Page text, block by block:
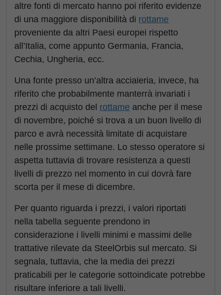
altre fonti di mercato hanno poi riferito evidenze
di una maggiore disponibilità di rottame
proveniente da altri Paesi europei rispetto
all’Italia, come appunto Germania, Francia,
Cechia, Ungheria, ecc.
Una fonte presso un’altra acciaieria, invece, ha
riferito che probabilmente manterrà invariati i
prezzi di acquisto del rottame anche per il mese
di novembre, poiché si trova a un buon livello di
parco e avrà necessità limitate di acquistare
nelle prossime settimane. Lo stesso operatore si
aspetta tuttavia di trovare resistenza a questi
livelli di prezzo nel momento in cui dovrà fare
scorta per il mese di dicembre.
Per quanto riguarda i prezzi, i valori riportati
nella tabella seguente prendono in
considerazione i livelli minimi e massimi delle
trattative rilevate da SteelOrbis sul mercato. Si
segnala, tuttavia, che la media dei prezzi
praticabili per le categorie sottoindicate potrebbe
risultare inferiore a tali livelli.